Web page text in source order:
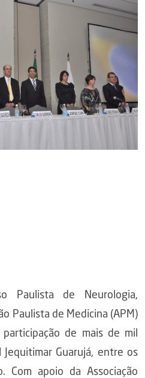
Paulista de Neurologia,
Paulista de Medicina (APM)
de mais de mil
Guarujá, entre os
apoio da Associação